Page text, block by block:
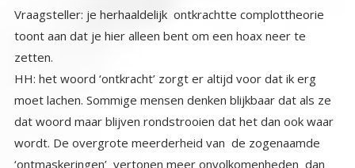
Vraagsteller: je herhaaldelijk ontkrachtte complottheorie
toont aan dat je hier alleen bent om een hoax neer te
zetten.
HH: het woord ‘ontkracht’ zorgt er altijd voor dat ik erg
moet lachen. Sommige mensen denken blijkbaar dat als ze
dat woord maar blijven rondstrooien dat het dan ook waar
wordt. De overgrote meerderheid van de zogenaamde
‘ontmaskeringen’ vertonen meer onvolkomenheden dan
de complottheorieën die ze ermee het zwijgen op willen